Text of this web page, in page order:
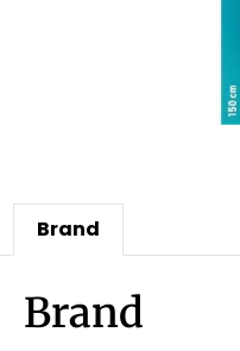
Brand
Brand